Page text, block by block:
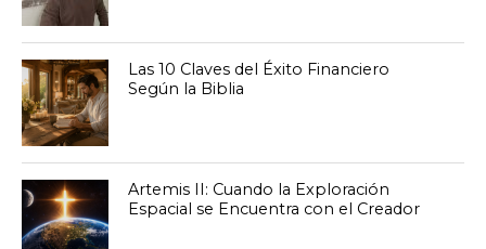
Las 10 Claves del Éxito Financiero
Según la Biblia
Artemis II: Cuando la Exploración
Espacial se Encuentra con el Creador